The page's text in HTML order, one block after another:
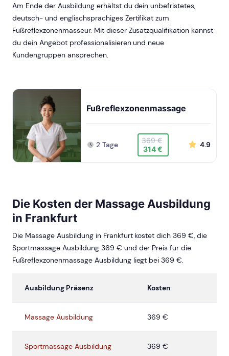
Am Ende der Ausbildung erhältst du dein unbefristetes,
deutsch- und englischsprachiges Zertifikat zum
Fußreflexzonenmasseur. Mit dieser Zusatzqualifikation kannst
du dein Angebot professionalisieren und neue
Kundengruppen ansprechen.
Fußreflexzonenmassage
2 Tage
369 €
314 €
4.9
Die Kosten der Massage Ausbildung
in Frankfurt
Die Massage Ausbildung in Frankfurt kostet dich 369 €, die
Sportmassage Ausbildung 369 € und der Preis für die
Fußreflexzonenmassage Ausbildung liegt bei 369 €.
Ausbildung Präsenz Kosten
Massage Ausbildung 369 €
Sportmassage Ausbildung 369 €